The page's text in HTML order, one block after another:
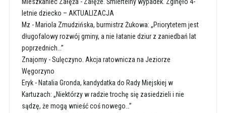
letnie dziecko – AKTUALIZACJA
Mz - Mariola Zmudzińska, burmistrz Żukowa: „Priorytetem jest
długofalowy rozwój gminy, a nie łatanie dziur z zaniedbań lat
poprzednich…”
Znajomy-Sulęczyno. Akcja ratownicza na Jeziorze
Węgorzyno
Eryk- Natalia Gronda, kandydatka do Rady Miejskiej w
Kartuzach: „Niektórzy w radzie trochę się zasiedzieli i nie
sądzę, że mogą wnieść coś nowego…”